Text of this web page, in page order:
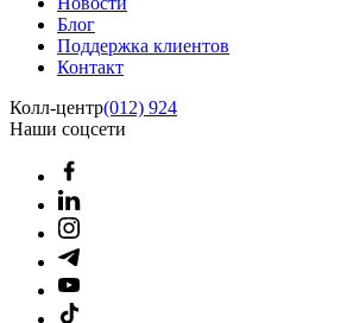
Блог
Поддержка клиентов
Контакт
Колл-центр(012) 924
Наши соцсети